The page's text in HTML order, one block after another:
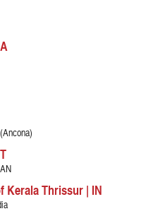
Kerala Thrissur | IN